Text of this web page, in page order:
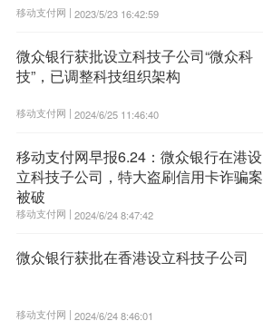
移动支付网 | 2023/5/23 16:42:59
微众银行获批设立科技子公司“微众科
技”，已调整科技组织架构
移动支付网 | 2024/6/25 11:46:40
移动支付网早报6.24：微众银行在港设
立科技子公司，特大盗刷信用卡诈骗案
被破
移动支付网 | 2024/6/24 8:47:42
微众银行获批在香港设立科技子公司
移动支付网 | 2024/6/24 8:46:01